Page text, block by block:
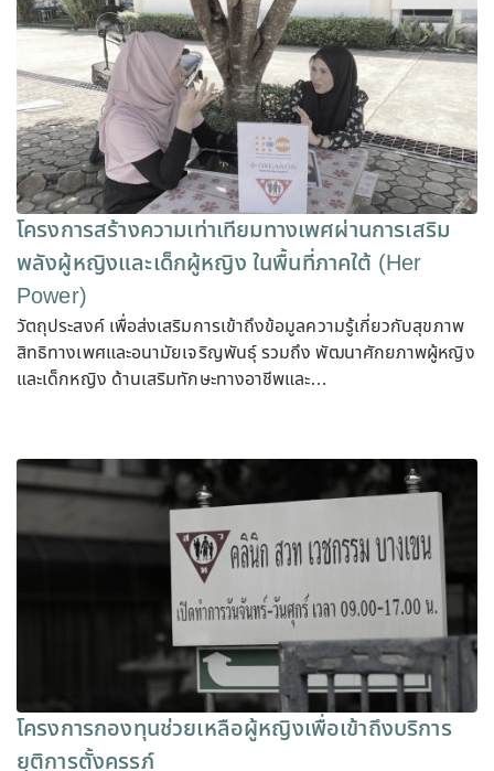
โครงการสร้างความเท่าเทียมทางเพศผ่านการเสริม
พลังผู้หญิงและเด็กผู้หญิง ในพื้นที่ภาคใต้ (Her
Power)
วัตถุประสงค์ เพื่อส่งเสริมการเข้าถึงข้อมูลความรู้เกี่ยวกับสุขภาพ
สิทธิทางเพศและอนามัยเจริญพันธุ์ รวมถึง พัฒนาศักยภาพผู้หญิง
และเด็กหญิง ด้านเสริมทักษะทางอาชีพและ…
โครงการกองทุนช่วยเหลือผู้หญิงเพื่อเข้าถึงบริการ
ยุติการตั้งครรภ์